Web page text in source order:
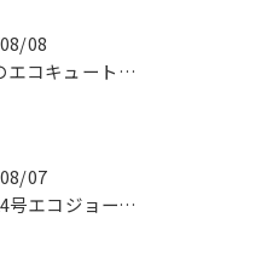
08
横浜市のエコキュート補助金活用法
07
給湯器24号エコジョーズの省エネ技術解説